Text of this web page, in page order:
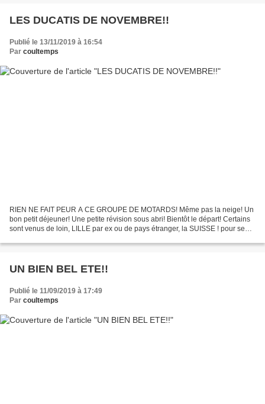
LES DUCATIS DE NOVEMBRE!!
Publié le 13/11/2019 à 16:54
Par coultemps
RIEN NE FAIT PEUR A CE GROUPE DE MOTARDS! Même pas la neige! Un
bon petit déjeuner! Une petite révision sous abri! Bientôt le départ! Certains
sont venus de loin, LILLE par ex ou de pays étranger, la SUISSE ! pour se
UN BIEN BEL ETE!!
Publié le 11/09/2019 à 17:49
Par coultemps